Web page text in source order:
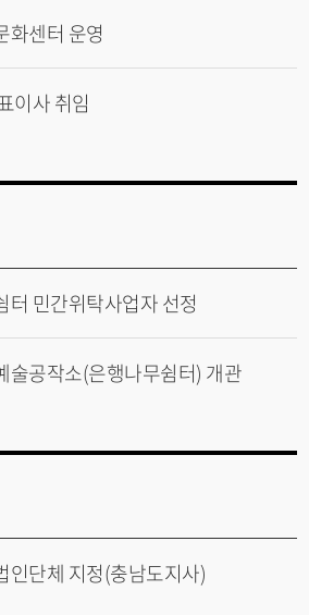
화센터 운영
이사 취임
터 민간위탁사업자 선정
술공작소(은행나무쉼터) 개관
인단체 지정(충남도지사)